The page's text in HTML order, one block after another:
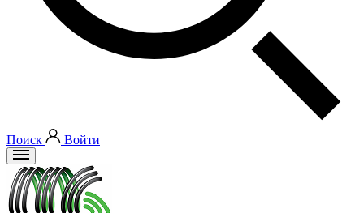
Поиск Войти